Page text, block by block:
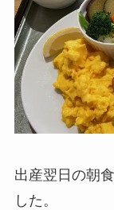
出産翌日の朝
した。